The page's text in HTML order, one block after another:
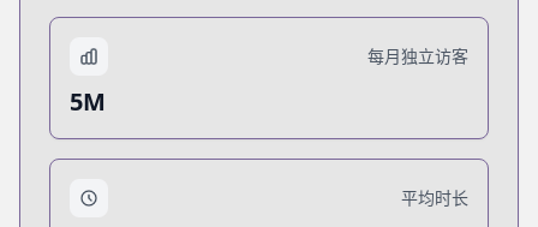
每月独立访客
5M
平均时长